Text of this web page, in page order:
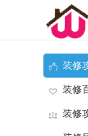
装修
装修
装修